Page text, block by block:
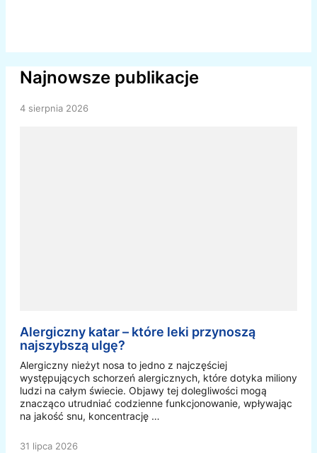
Najnowsze publikacje
4 sierpnia 2026
Alergiczny katar – które leki przynoszą
najszybszą ulgę?
Alergiczny nieżyt nosa to jedno z najczęściej
występujących schorzeń alergicznych, które dotyka miliony
ludzi na całym świecie. Objawy tej dolegliwości mogą
znacząco utrudniać codzienne funkcjonowanie, wpływając
na jakość snu, koncentrację …
31 lipca 2026